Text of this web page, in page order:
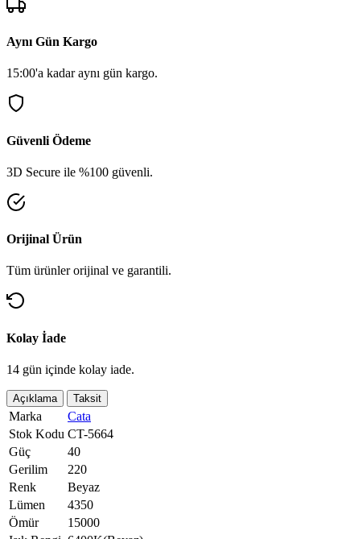
Aynı Gün Kargo
15:00'a kadar aynı gün kargo.
Güvenli Ödeme
3D Secure ile %100 güvenli.
Orijinal Ürün
Tüm ürünler orijinal ve garantili.
Kolay İade
14 gün içinde kolay iade.
Açıklama Taksit
Marka
Cata
Stok Kodu CT-5664
Güç
40
Gerilim
220
Renk
Beyaz
Lümen
4350
Ömür
15000